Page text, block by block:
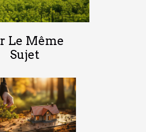
Le Même
Sujet